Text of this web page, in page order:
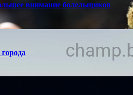
внимание болельщиков